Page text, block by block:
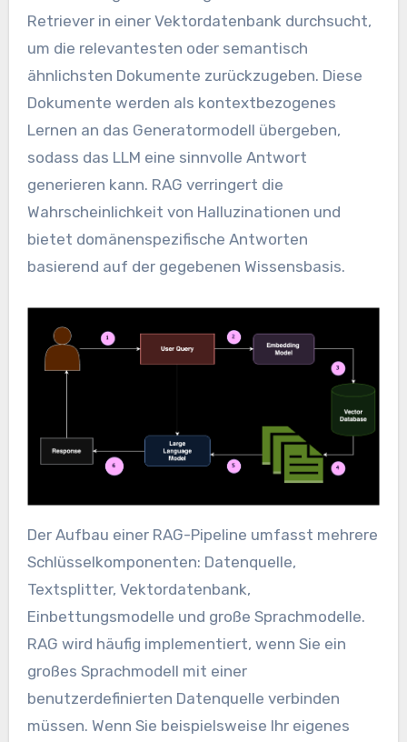
Retriever in einer Vektordatenbank durchsucht,
um die relevantesten oder semantisch
ähnlichsten Dokumente zurückzugeben. Diese
Dokumente werden als kontextbezogenes
Lernen an das Generatormodell übergeben,
sodass das LLM eine sinnvolle Antwort
generieren kann. RAG verringert die
Wahrscheinlichkeit von Halluzinationen und
bietet domänenspezifische Antworten
basierend auf der gegebenen Wissensbasis.
Der Aufbau einer RAG-Pipeline umfasst mehrere
Schlüsselkomponenten: Datenquelle,
Textsplitter, Vektordatenbank,
Einbettungsmodelle und große Sprachmodelle.
RAG wird häufig implementiert, wenn Sie ein
großes Sprachmodell mit einer
benutzerdefinierten Datenquelle verbinden
müssen. Wenn Sie beispielsweise Ihr eigenes